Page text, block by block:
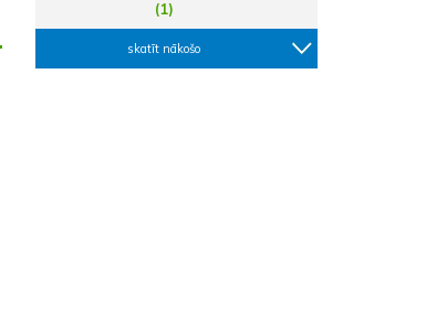
(1)
skatīt nākošo